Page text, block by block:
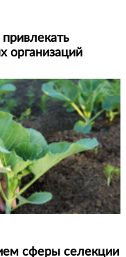
привлекать
организаций
сферы селекции